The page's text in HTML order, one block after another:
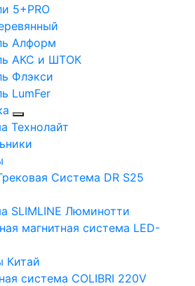
5+PRO
Алформ
АКС и ШТОК
Флэкси
LumFer
Технолайт
Система DR S25
SLIMLINE Люминотти
магнитная система LED-
Китай
система COLIBRI 220V